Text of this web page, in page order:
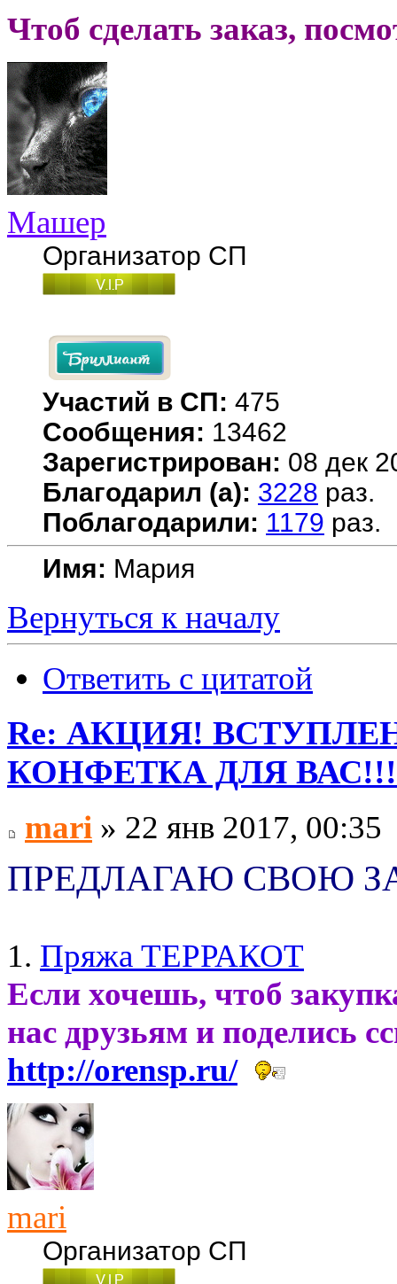
Чтоб сделать заказ,
Машер
Организатор СП
Участий в СП: 475
Сообщения: 13462
Зарегистрирован: 08 дек
Благодарил (а): 3228 раз.
Поблагодарили: 1179 раз.
Имя: Мария
Вернуться к началу
Ответить с цитатой
Re: АКЦИЯ!
КОНФЕТКА ДЛЯ ВАС!!!
mari » 22 янв 2017, 00:35
ПРЕДЛАГАЮ СВОЮ
1. Пряжа ТЕРРАКОТ
Если хочешь, чтоб
нас друзьям и поделись
http://orensp.ru/
mari
Организатор СП